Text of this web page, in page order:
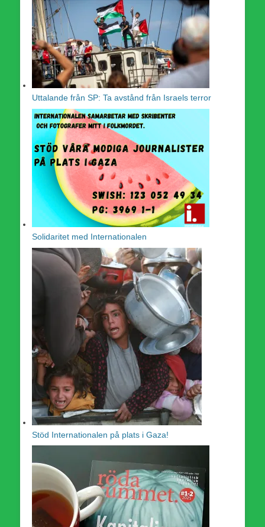
Uttalande från SP: Ta avstånd från Israels terror
Solidaritet med Internationalen
Stöd Internationalen på plats i Gaza!